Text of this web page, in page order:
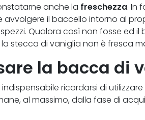
anche la freschezza. In
avvolgere il baccello intorno al
Qualora così non fosse ed il
stecca di vaniglia non è fresca
la bacca di
indispensabile ricordarsi di
al massimo, dalla fase di